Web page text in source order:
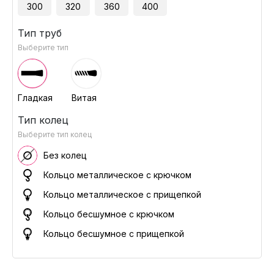
300 320 360 400
Тип труб
Выберите тип
Гладкая Витая
Тип колец
Выберите тип колец
Без колец
Кольцо металлическое с крючком
Кольцо металлическое с прищепкой
Кольцо бесшумное с крючком
Кольцо бесшумное с прищепкой